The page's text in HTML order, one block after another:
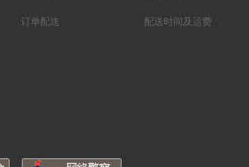
订单配送 配送时间及运费